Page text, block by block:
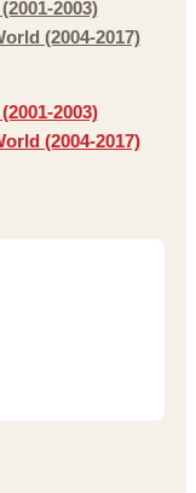
2003)
(2004-2017)
2003)
(2004-2017)